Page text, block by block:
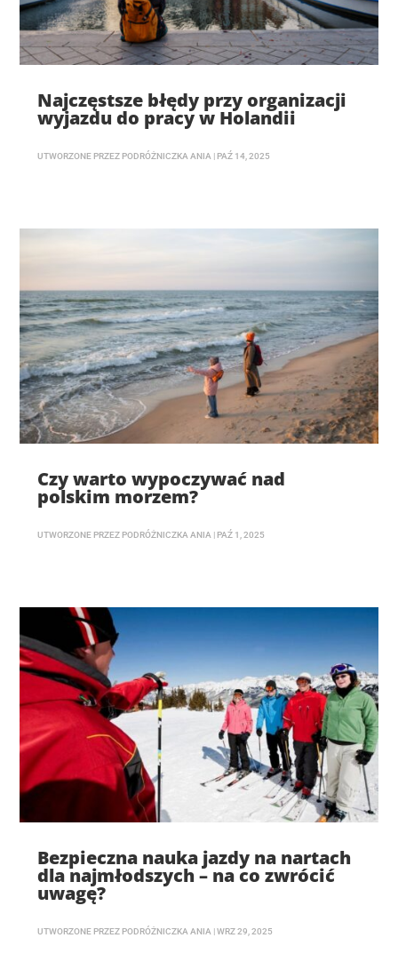
Najczęstsze błędy przy organizacji
wyjazdu do pracy w Holandii
UTWORZONE PRZEZ PODRÓŻNICZKA ANIA | PAŹ 14, 2025
Czy warto wypoczywać nad
polskim morzem?
UTWORZONE PRZEZ PODRÓŻNICZKA ANIA | PAŹ 1, 2025
Bezpieczna nauka jazdy na nartach
dla najmłodszych – na co zwrócić
uwagę?
UTWORZONE PRZEZ PODRÓŻNICZKA ANIA |WRZ 29, 2025